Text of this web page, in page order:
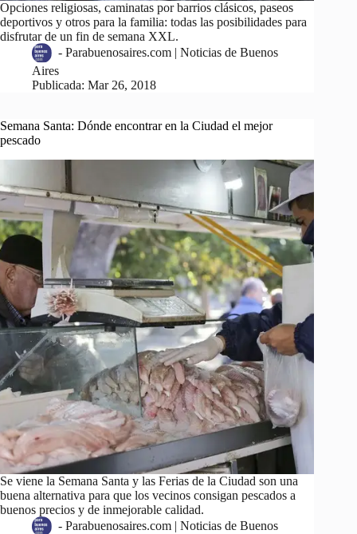
Opciones religiosas, caminatas por barrios clásicos, paseos
deportivos y otros para la familia: todas las posibilidades para
disfrutar de un fin de semana XXL.
- Parabuenosaires.com | Noticias de Buenos
Aires
Publicada: Mar 26, 2018
Semana Santa: Dónde encontrar en la Ciudad el mejor
pescado
Se viene la Semana Santa y las Ferias de la Ciudad son una
buena alternativa para que los vecinos consigan pescados a
buenos precios y de inmejorable calidad.
- Parabuenosaires.com | Noticias de Buenos